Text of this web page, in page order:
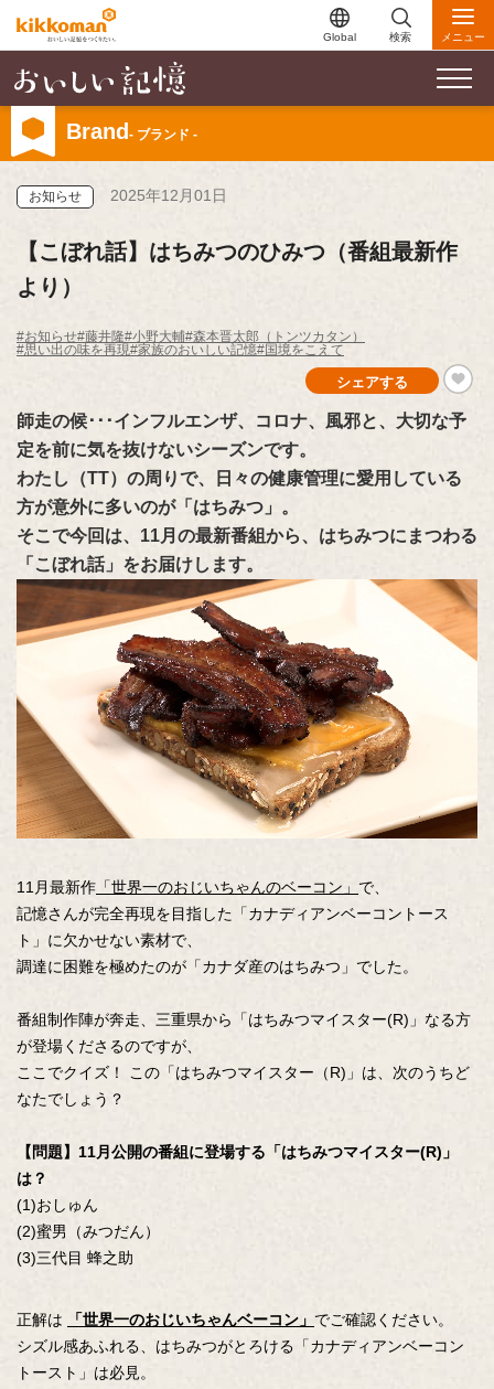
Global 検索 メニュー
Brand - ブランド -
お知らせ 2025年12月01日
【こぼれ話】はちみつのひみつ（番組最新作
より）
#お知らせ#藤井隆#小野大輔#森本晋太郎（トンツカタン）
#思い出の味を再現#家族のおいしい記憶#国境をこえて
シェアする
師走の候･･･インフルエンザ、コロナ、風邪と、大切な予
定を前に気を抜けないシーズンです。
わたし（TT）の周りで、日々の健康管理に愛用している
方が意外に多いのが「はちみつ」。
そこで今回は、11月の最新番組から、はちみつにまつわる
「こぼれ話」をお届けします。
11月最新作 「世界一のおじいちゃんのベーコン」 で、
記憶さんが完全再現を目指した「カナディアンベーコントース
ト」に欠かせない素材で、
調達に困難を極めたのが「カナダ産のはちみつ」でした。
番組制作陣が奔走、三重県から「はちみつマイスター(R)」なる方
が登場くださるのですが、
ここでクイズ！ この「はちみつマイスター（R)」は、次のうちど
なたでしょう？
【問題】11月公開の番組に登場する「はちみつマイスター(R)」
は？
(1)おしゅん
(2)蜜男（みつだん）
(3)三代目 蜂之助
正解は 「世界一のおじいちゃんベーコン」 でご確認ください。
シズル感あふれる、はちみつがとろける「カナディアンベーコン
トースト」は必見。